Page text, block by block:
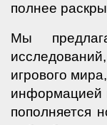
полнее
Мы
игрового
информацией
пополняется